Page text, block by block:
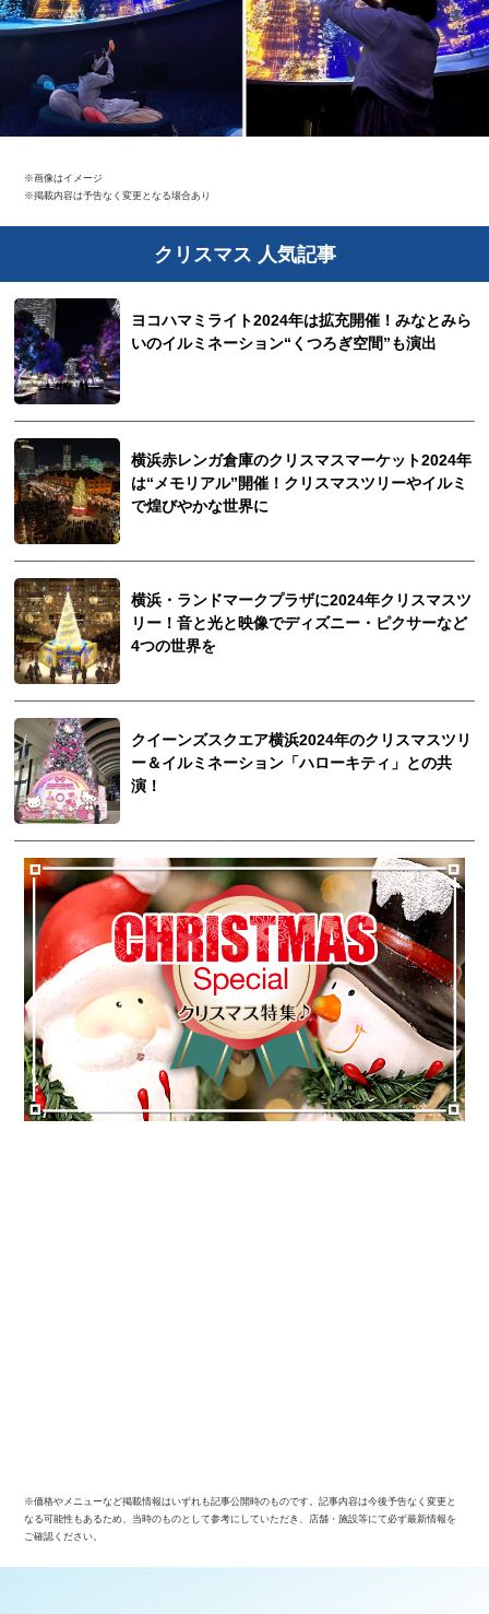
※画像はイメージ
※掲載内容は予告なく変更となる場合あり
クリスマス 人気記事
ヨコハマミライト2024年は拡充開催！みなとみら
いのイルミネーション“くつろぎ空間”も演出
横浜赤レンガ倉庫のクリスマスマーケット2024年
は“メモリアル”開催！クリスマスツリーやイルミ
で煌びやかな世界に
横浜・ランドマークプラザに2024年クリスマスツ
リー！音と光と映像でディズニー・ピクサーなど
4つの世界を
クイーンズスクエア横浜2024年のクリスマスツリ
ー＆イルミネーション「ハローキティ」との共
演！
※価格やメニューなど掲載情報はいずれも記事公開時のものです。記事内容は今後予告なく変更と
なる可能性もあるため、当時のものとして参考にしていただき、店舗・施設等にて必ず最新情報を
ご確認ください。